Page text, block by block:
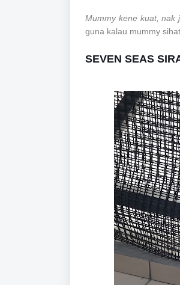
Mummy kene kuat, nak
guna kalau mummy
SEVEN SEAS